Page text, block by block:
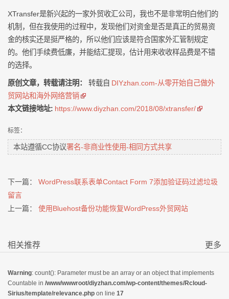
XTransfer是新兴起的一家外贸收汇公司，我也不是非常明白他们的
机制，但在我使用的过程中，发现他们对资金是否是真正的贸易资
金的核实还是挺严格的，所以他们应该是符合国家外汇管制规定
的。他们手续费低廉，并能结汇提现，估计用来收收样品费是不错
的选择。
原创文章，转载请注明： 转载自 DIYzhan.com-从零开始自己做外
贸网站和海外网络营销
本文链接地址: https://www.diyzhan.com/2018/08/xtransfer/
标签：
本站遵循CC协议署名-非商业性使用-相同方式共享
下一篇： WordPress联系表单Contact Form 7添加验证码过滤垃圾
留言
上一篇： 使用Bluehost备份功能恢复WordPress外贸网站
相关推荐 更多
Warning: count(): Parameter must be an array or an object that implements
Countable in /www/wwwroot/diyzhan.com/wp-content/themes/Rcloud-
Sirius/template/relevance.php on line 17